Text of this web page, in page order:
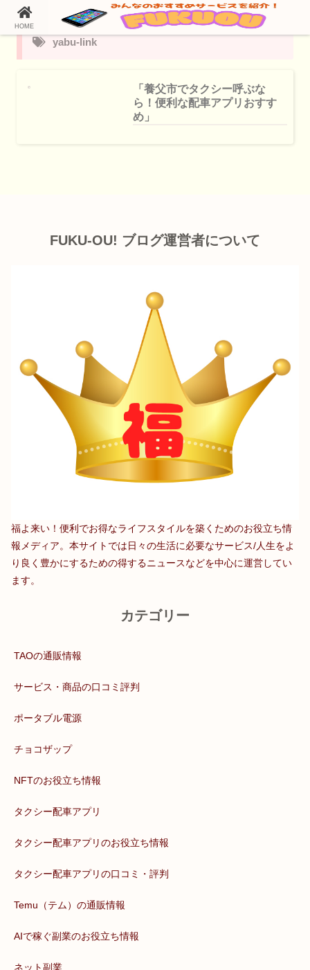
yabu-link
「養父市でタクシー呼ぶな
ら！便利な配車アプリおすす
め」
FUKU-OU! ブログ運営者について
福よ来い！便利でお得なライフスタイルを築くためのお役立ち情
報メディア。本サイトでは日々の生活に必要なサービス/人生をよ
り良く豊かにするための得するニュースなどを中心に運営してい
ます。
カテゴリー
TAOの通販情報
サービス・商品の口コミ評判
ポータブル電源
チョコザップ
NFTのお役立ち情報
タクシー配車アプリ
タクシー配車アプリのお役立ち情報
タクシー配車アプリの口コミ・評判
Temu（テム）の通販情報
AIで稼ぐ副業のお役立ち情報
ネット副業
HOME